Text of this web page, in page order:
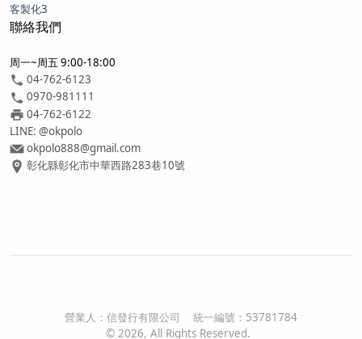
客製化3
聯絡我們
周一~周五 9:00-18:00
04-762-6123
0970-981111
04-762-6122
LINE: @okpolo
okpolo888@gmail.com
彰化縣彰化市中華西路283巷10號
營業人： 信發行有限公司 統一編號： 53781784
© 2026, All Rights Reserved.